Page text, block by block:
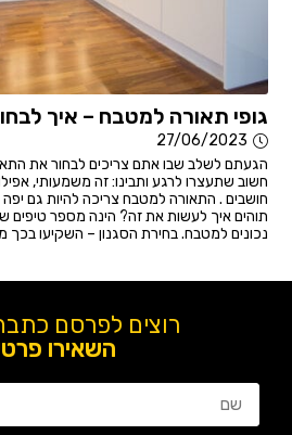
גופי תאורה למטבח – איך
27/06/2023
הגעתם לשלב שבו אתם צריכים לבחור את
חשוב שתעצרו לרגע ותבינו: זה משמעותי,
חושבים . התאורה למטבח צריכה להיות גם יפה
תוהים איך לעשות את זה? הינה מספר טיפים
נכונים למטבח. בחירת הסגנון – השקיעו בכך
רוצים לפרסם
השאירו